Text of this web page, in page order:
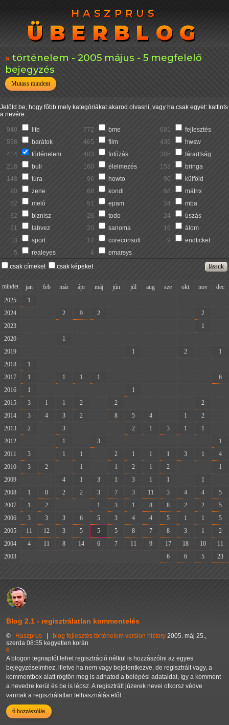
HASZPRUS
ÜBERBLOG
HASZPRUS
ÜBERBLOG
történelem - 2005 május - 5 megfelelő
bejegyzés
Mutass mindent
Jelöld be, hogy főbb mely kategóriákat akarod olvasni, vagy ha csak egyet: kattints
a nevére.
940 life 772 bme 691
fejlesztés
538
barátok 465 film 436
hwsw
414
történelem 403 fotózás 305
fáradtság
218
buli 160 élelmezés 153
bringa
148
túra 96 howto 90
külföld
90
zene 68 kondi 68
mátrix
52
meló 51 epam 34
mba
32
biznisz 26 todo 24
úszás
21
labvez 20 sanoma 16
álom
13
sport 12 coreconsult 9
endticket
5
realeyes 4
emarsys
csak címeket
csak képeket
mindet jan feb már ápr máj jún júl aug sze okt nov
dec
2025
1
2024
2 9 2 2
2023
1
2020
1
2019
1 2
1
2018
1
2017
1 1 1 1
6
2016
1 1
2015
3 1 1 2 2 2
2014
3 4 3 2 8 5 4 1 2
2013
2 3 2 1 3 1 1
2012
1 3
1
2011
3 1 1 2 1 1 1 3 1
4
2010
3 2 1 1 2 1 2
1
2009
4 1 3 1 3 1 1 1
2008
1 8 2 2 3 7 3 11 3 4 4
5
2007
1 2 1 3 1 8 8 2 2
5
2006
3 3 3 6 5 3 4 4 5 1 1
5
2005
11 12 3 5 5 5 8 7 8 3 1
2
2004
4 11 8 14 6 7 11 9 17 18 10
11
2003
6 6 5 23
Blog 2.1 - regisztrálatlan kommentelés
© Haszprus blog fejlesztés történelem version history 2005. máj 25.,
szerda 08:55 kegyetlen korán
6
A blogon tegnaptól lehet regisztráció nélkül is hozzászólni az egyes
bejegyzéseimhez, illetve ha nem vagy bejelentkezve, de regisztrált vagy, a
kommentbox alatt rögtön meg is adhatod a belépési adataidat, így a komment
a nevedre kerül és be is lépsz. A regisztrált júzerek nevei ofkorsz védve
vannak a regisztrálatlan felhasználás elől.
6 hozzászólás